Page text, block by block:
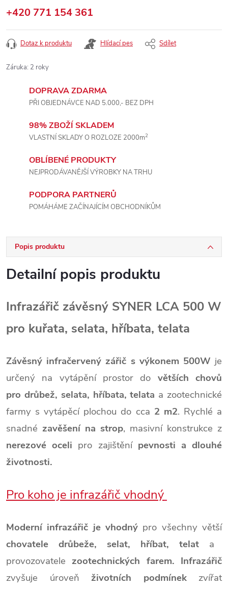
+420 771 154 361
Dotaz k produktu Hlídací pes Sdílet
Záruka: 2 roky
DOPRAVA ZDARMA
PŘI OBJEDNÁVCE NAD 5.000,- BEZ DPH
98% ZBOŽÍ SKLADEM
VLASTNÍ SKLADY O ROZLOZE 2000m2
OBLÍBENÉ PRODUKTY
NEJPRODÁVANĚJŠÍ VÝROBKY NA TRHU
PODPORA PARTNERŮ
POMÁHÁME ZAČÍNAJÍCÍM OBCHODNÍKŮM
Popis produktu
Detailní popis produktu
Infrazářič závěsný SYNER LCA 500 W
pro kuřata, selata, hříbata, telata
Závěsný infračervený zářič s výkonem 500W je
určený na vytápění prostor do větších chovů
pro drůbež, selata, hříbata, telata a zootechnické
farmy s vytápěcí plochou do cca 2 m2. Rychlé a
snadné zavěšení na strop, masivní konstrukce z
nerezové oceli pro zajištění pevnosti a dlouhé
životnosti.
Pro koho je infrazářič vhodný
Moderní infrazářič je vhodný pro všechny větší
chovatele
drůbeže, selat, hříbat, telat a
provozovatele zootechnických farem. Infrazářič
zvyšuje úroveň životních podmínek zvířat